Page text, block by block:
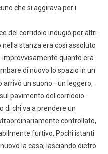
che si aggirava per i
del corridoio indugiò per altri
stanza era così assoluto
improvvisamente quanto era
di nuovo lo spazio in un
arrivò un suono—un leggero,
pavimento del corridoio.
di chi va a prendere un
controllato,
furtivo. Pochi istanti
la casa, lasciando dietro